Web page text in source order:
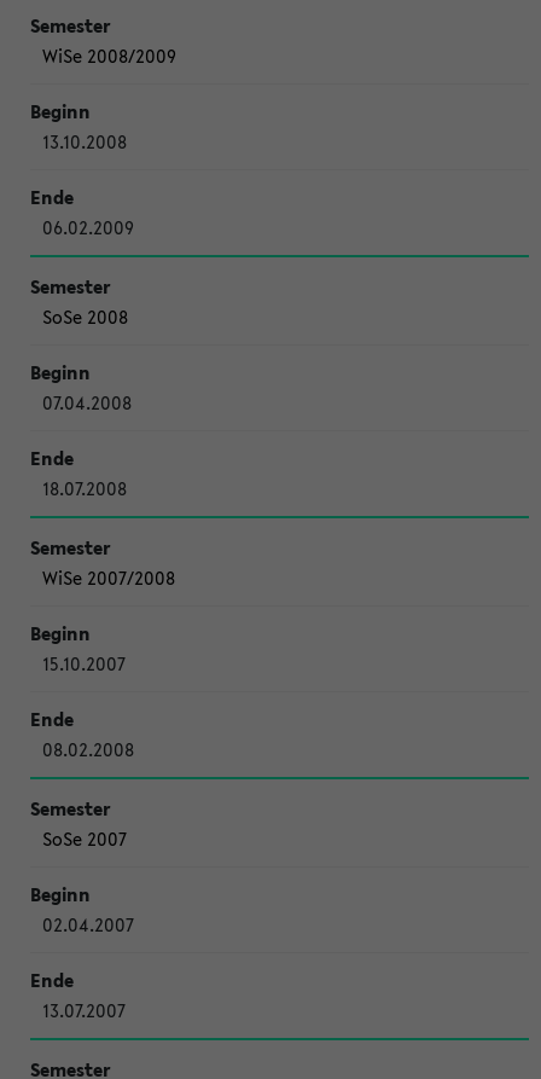
WiSe 2008/2009
13.10.2008
06.02.2009
SoSe 2008
07.04.2008
18.07.2008
WiSe 2007/2008
15.10.2007
08.02.2008
SoSe 2007
02.04.2007
13.07.2007